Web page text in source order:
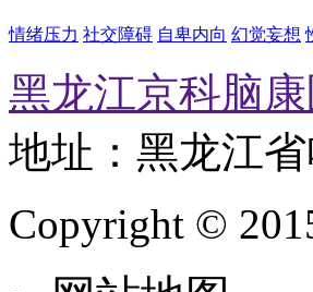
情绪压力 社交障碍 自卑内向 幻觉妄想
黑龙江京科脑
地址：黑龙江
Copyright ©